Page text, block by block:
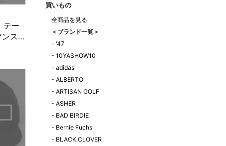
テー
ス
買いもの
全商品を見る
＜ブランド一覧＞
- '47
- 10YASHOW10
- adidas
- ALBERTO
- ARTISAN GOLF
- ASHER
- BAD BIRDIE
- Bernie Fuchs
- BLACK CLOVER